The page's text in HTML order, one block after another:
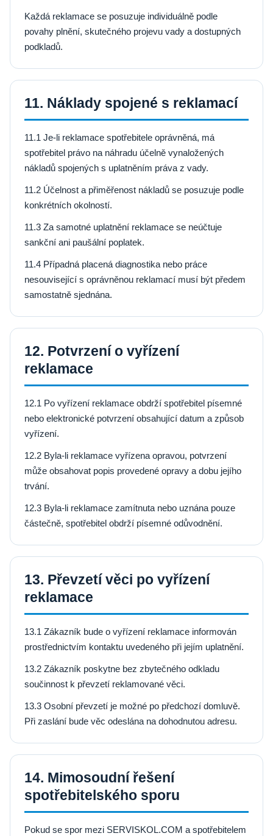
Každá reklamace se posuzuje individuálně podle
povahy plnění, skutečného projevu vady a dostupných
podkladů.
11. Náklady spojené s reklamací
11.1 Je-li reklamace spotřebitele oprávněná, má
spotřebitel právo na náhradu účelně vynaložených
nákladů spojených s uplatněním práva z vady.
11.2 Účelnost a přiměřenost nákladů se posuzuje podle
konkrétních okolností.
11.3 Za samotné uplatnění reklamace se neúčtuje
sankční ani paušální poplatek.
11.4 Případná placená diagnostika nebo práce
nesouvisející s oprávněnou reklamací musí být předem
samostatně sjednána.
12. Potvrzení o vyřízení
reklamace
12.1 Po vyřízení reklamace obdrží spotřebitel písemné
nebo elektronické potvrzení obsahující datum a způsob
vyřízení.
12.2 Byla-li reklamace vyřízena opravou, potvrzení
může obsahovat popis provedené opravy a dobu jejího
trvání.
12.3 Byla-li reklamace zamítnuta nebo uznána pouze
částečně, spotřebitel obdrží písemné odůvodnění.
13. Převzetí věci po vyřízení
reklamace
13.1 Zákazník bude o vyřízení reklamace informován
prostřednictvím kontaktu uvedeného při jejím uplatnění.
13.2 Zákazník poskytne bez zbytečného odkladu
součinnost k převzetí reklamované věci.
13.3 Osobní převzetí je možné po předchozí domluvě.
Při zaslání bude věc odeslána na dohodnutou adresu.
14. Mimosoudní řešení
spotřebitelského sporu
Pokud se spor mezi SERVISKOL.COM a spotřebitelem